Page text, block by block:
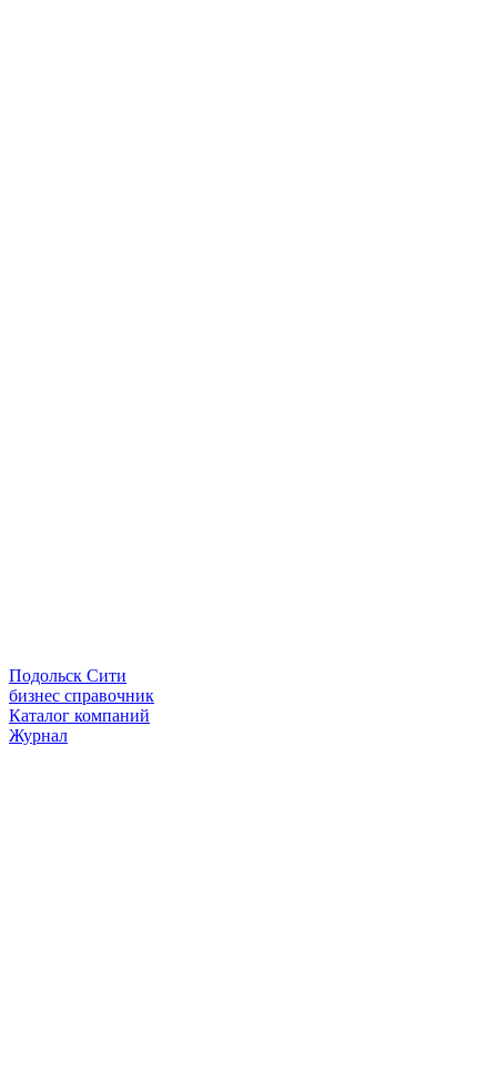
Подольск Сити
бизнес справочник
Каталог компаний
Журнал